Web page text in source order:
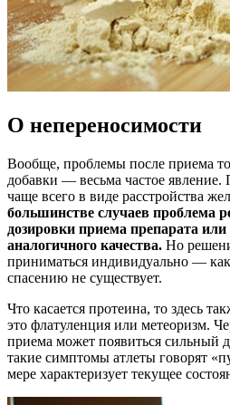
О непереносимости
Вообще, проблемы после приема
добавки — весьма частое явление.
чаще всего в виде расстройства
большинстве случаев проблема
дозировки приема препарата или
аналогичного качества. Но
приниматься индивидуально —
спасению не существует.
Что касается протеина, то здесь
это флатуленция или метеоризм.
приема может появиться сильный
такие симптомы атлеты говорят
мере характеризует текущее